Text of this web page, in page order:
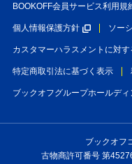
BOOKOFF会員サービス利用規
個人情報保護方針 ソー
カスタマーハラスメントに対
特定商取引法に基づく表示
ブックオフグループホールデ
ブックオフ
古物商許可番号 第